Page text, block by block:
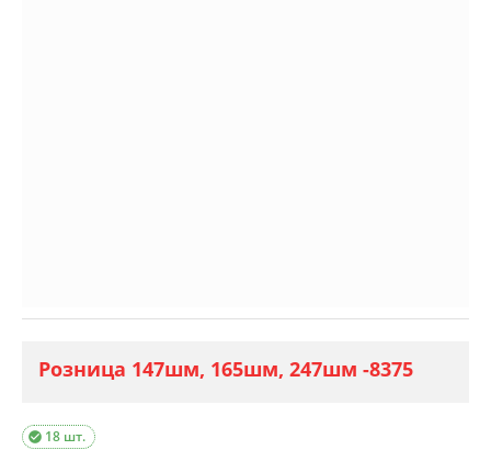
Розница 147шм, 165шм, 247шм -8375
18 шт.
